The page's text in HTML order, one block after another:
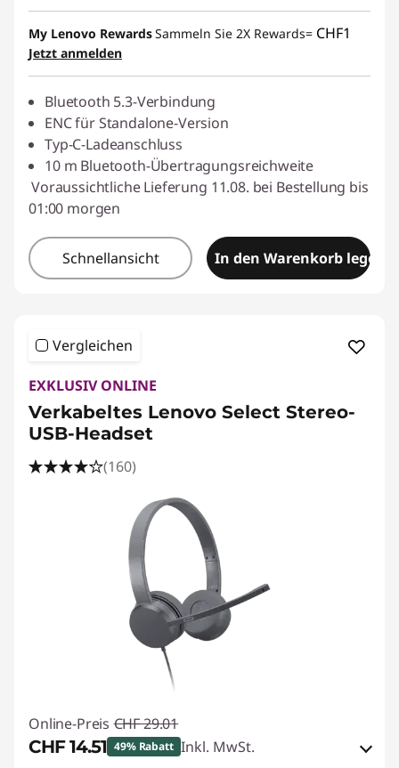
eCoupon :SALES
My Lenovo RewardsSammeln Sie 2X Rewards= CHF1
Jetzt anmelden
Bluetooth 5.3-Verbindung
ENC für Standalone-Version
Typ-C-Ladeanschluss
10 m Bluetooth-Übertragungsreichweite
Voraussichtliche Lieferung 11.08. bei Bestellung bis
01:00 morgen
Schnellansicht In den Warenkorb legen
Vergleichen
EXKLUSIV ONLINE
Verkabeltes Lenovo Select Stereo-
USB-Headset
(160)
Online-Preis CHF 29.01
CHF 14.51 49% Rabatt Inkl. MwSt.